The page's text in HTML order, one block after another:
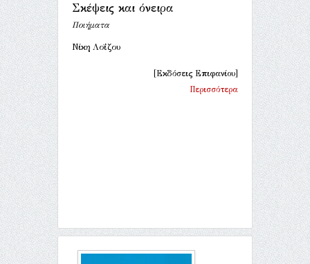
Σκέψεις και όνειρα
Ποιήματα
Νίκη Λοΐζου
[Εκδόσεις Επιφανίου]
Περισσότερα